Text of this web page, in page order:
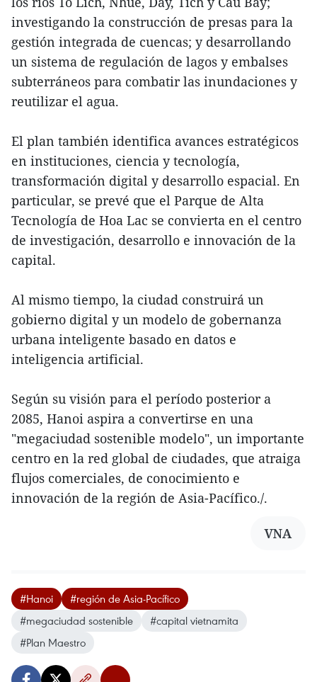
investigando la construcción de presas para la
gestión integrada de cuencas; y desarrollando
un sistema de regulación de lagos y embalses
subterráneos para combatir las inundaciones y
reutilizar el agua.
El plan también identifica avances estratégicos
en instituciones, ciencia y tecnología,
transformación digital y desarrollo espacial. En
particular, se prevé que el Parque de Alta
Tecnología de Hoa Lac se convierta en el centro
de investigación, desarrollo e innovación de la
capital.
Al mismo tiempo, la ciudad construirá un
gobierno digital y un modelo de gobernanza
urbana inteligente basado en datos e
inteligencia artificial.
Según su visión para el período posterior a
2085, Hanoi aspira a convertirse en una
"megaciudad sostenible modelo", un importante
centro en la red global de ciudades, que atraiga
flujos comerciales, de conocimiento e
innovación de la región de Asia-Pacífico./.
VNA
#Hanoi
#región de Asia-Pacífico
#megaciudad sostenible
#capital vietnamita
#Plan Maestro